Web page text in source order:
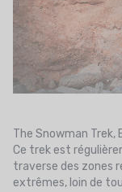
The Snowman Trek,
Ce trek est
traverse des zones
extrêmes, loin de